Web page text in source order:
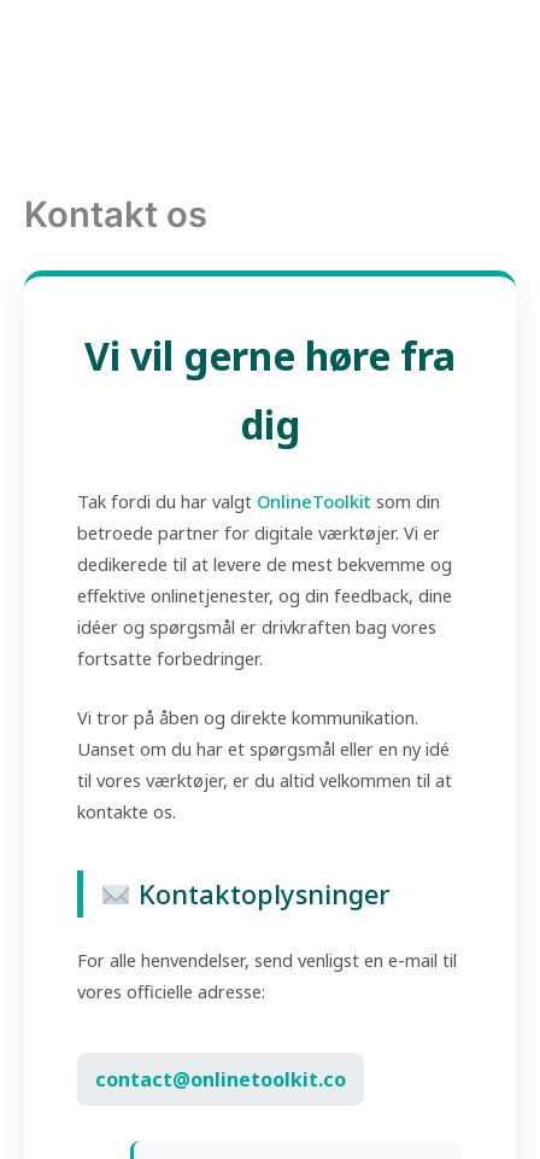
Kontakt os
Vi vil gerne høre fra
dig
Tak fordi du har valgt OnlineToolkit som din
betroede partner for digitale værktøjer. Vi er
dedikerede til at levere de mest bekvemme og
effektive onlinetjenester, og din feedback, dine
idéer og spørgsmål er drivkraften bag vores
fortsatte forbedringer.
Vi tror på åben og direkte kommunikation.
Uanset om du har et spørgsmål eller en ny idé
til vores værktøjer, er du altid velkommen til at
kontakte os.
Kontaktoplysninger
For alle henvendelser, send venligst en e-mail til
vores officielle adresse:
contact@onlinetoolkit.co